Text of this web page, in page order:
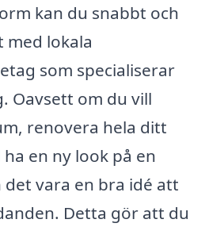
kan du snabbt och
med lokala
som specialiserar
Oavsett om du vill
renovera hela ditt
en ny look på en
det vara en bra idé att
Detta gör att du